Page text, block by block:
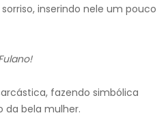
inserindo nele um pouco
fazendo simbólica
bela mulher.